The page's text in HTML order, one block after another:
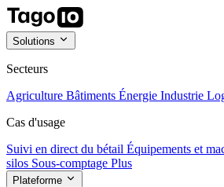
Solutions
Secteurs
Agriculture Bâtiments Énergie Industrie
Cas d'usage
Suivi en direct du bétail Équipements et
silos Sous-comptage Plus
Plateforme